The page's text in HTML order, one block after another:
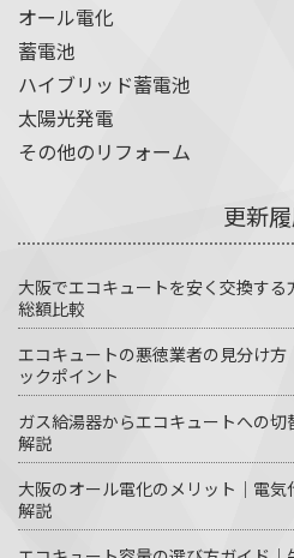
オール電化
蓄電池
ハイブリッド蓄電池
太陽光発電
その他のリフォーム
更新
大阪でエコキュートを安く交換す
総額比較
エコキュートの悪徳業者の見分け
ックポイント
ガス給湯器からエコキュートへの
解説
大阪のオール電化のメリット｜電
解説